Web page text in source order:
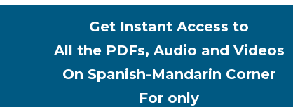
Get Instant Access to
All the PDFs, Audio and Videos
On Spanish-Mandarin Corner
For only